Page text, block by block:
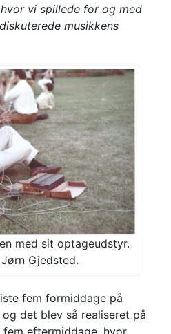
vi spillede for og med
musikkens
med sit optageudstyr.
Gjedsted.
fem formiddage på
det blev så realiseret på
fem eftermiddage, hvor